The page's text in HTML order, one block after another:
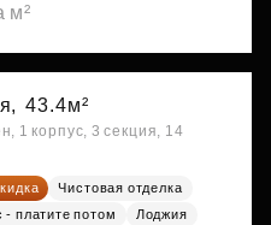
м²
43.4м²
1 корпус, 3 секция, 14
Чистовая отделка
платите потом
Лоджия